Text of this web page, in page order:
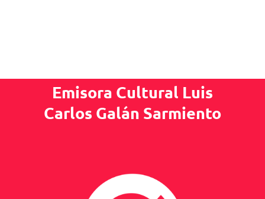
Emisora Cultural Luis
Carlos Galán Sarmiento